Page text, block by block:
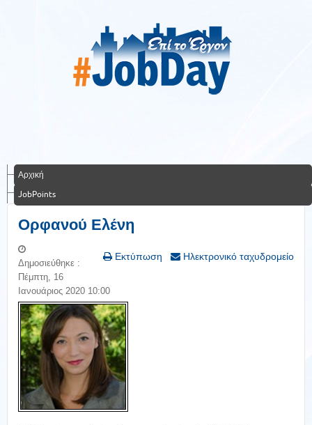
Αρχική
JobPoints
Ορφανού Ελένη
Εκτύπωση Ηλεκτρονικό ταχυδρομείο
Δημοσιεύθηκε :
Πέμπτη, 16
Ιανουάριος 2020 10:00